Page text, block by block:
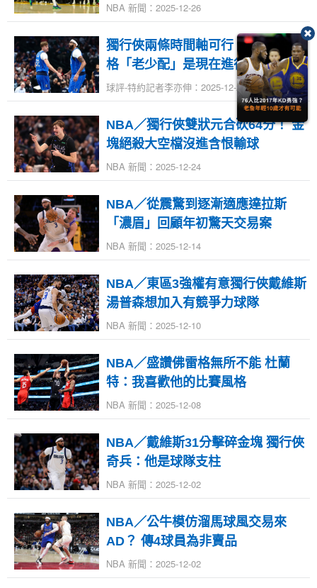
NBA 新聞：2025-12-26
獨行俠兩條時間軸可行！AD+佛雷
格「老少配」是現在進行式
球評-特約記者李亦伸：2025-12-26
NBA／獨行俠雙狀元合砍64分！ 金
塊絕殺大空檔沒進含恨輸球
NBA 新聞：2025-12-24
NBA／從震驚到逐漸適應達拉斯
「濃眉」回顧年初驚天交易案
NBA 新聞：2025-12-14
NBA／東區3強權有意獨行俠戴維斯
湯普森想加入有競爭力球隊
NBA 新聞：2025-12-10
NBA／盛讚佛雷格無所不能 杜蘭
特：我喜歡他的比賽風格
NBA 新聞：2025-12-08
NBA／戴維斯31分擊碎金塊 獨行俠
奇兵：他是球隊支柱
NBA 新聞：2025-12-02
NBA／公牛模仿溜馬球風交易來
AD？ 傳4球員為非賣品
NBA 新聞：2025-12-02